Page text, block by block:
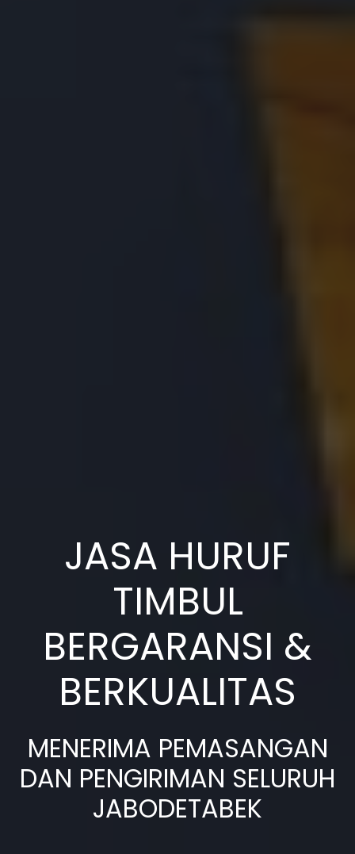
JASA HURUF
TIMBUL
BERGARANSI &
BERKUALITAS
MENERIMA PEMASANGAN
DAN PENGIRIMAN SELURUH
JABODETABEK